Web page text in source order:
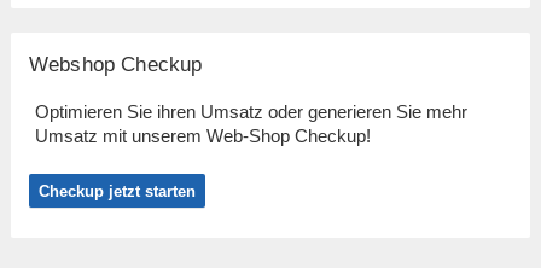
Webshop Checkup
Optimieren Sie ihren Umsatz oder generieren Sie mehr
Umsatz mit unserem Web-Shop Checkup!
Checkup jetzt starten